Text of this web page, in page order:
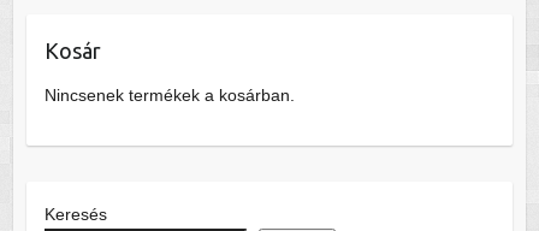
Kosár
Nincsenek termékek a kosárban.
Keresés